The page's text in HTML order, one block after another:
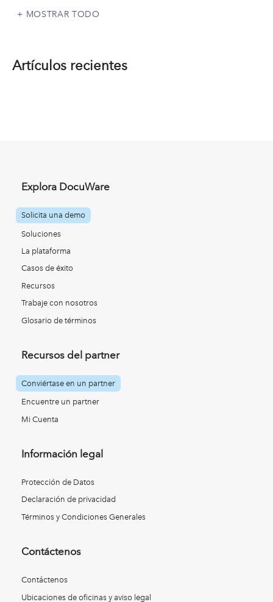
MOSTRAR TODO
Artículos recientes
Explora DocuWare
Solicita una demo
Soluciones
La plataforma
Casos de éxito
Recursos
Trabaje con nosotros
Glosario de términos
Recursos del partner
Conviértase en un partner
Encuentre un partner
Mi Cuenta
Información legal
Protección de Datos
Declaración de privacidad
Términos y Condiciones Generales
Contáctenos
Contáctenos
Ubicaciones de oficinas y aviso legal